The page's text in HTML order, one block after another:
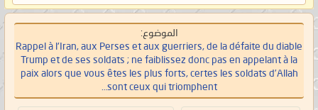
الموضوع:
Rappel à l'Iran, aux Perses et aux guerriers, de la défaite du diable
Trump et de ses soldats ; ne faiblissez donc pas en appelant à la
paix alors que vous êtes les plus forts, certes les soldats d’Allah
sont ceux qui triomphent…